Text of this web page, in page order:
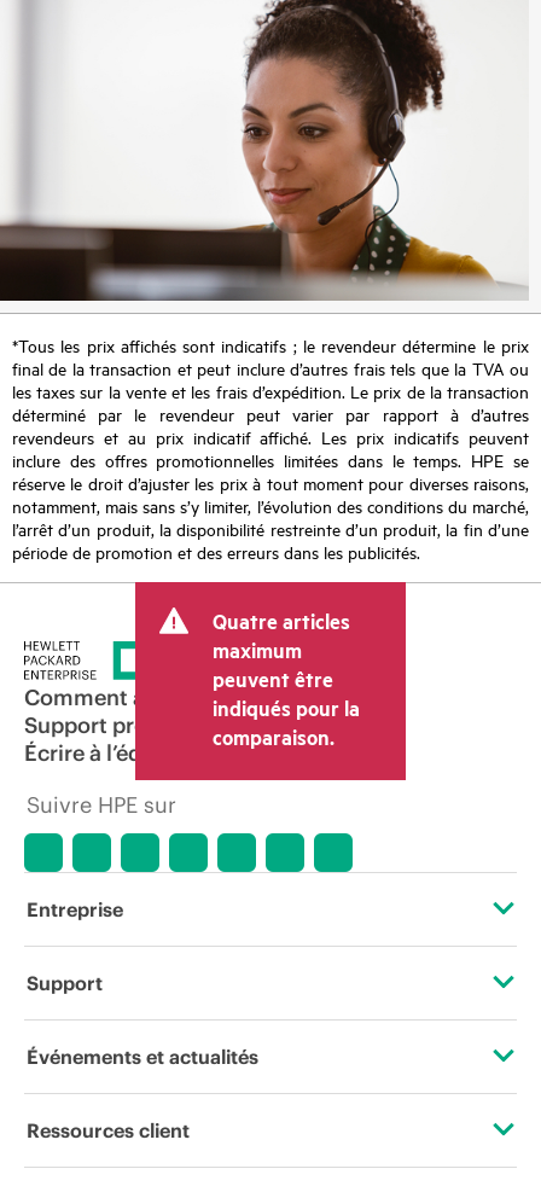
*Tous les prix affichés sont indicatifs ; le revendeur détermine le prix
final de la transaction et peut inclure d’autres frais tels que la TVA ou
les taxes sur la vente et les frais d’expédition. Le prix de la transaction
déterminé par le revendeur peut varier par rapport à d’autres
revendeurs et au prix indicatif affiché. Les prix indicatifs peuvent
inclure des offres promotionnelles limitées dans le temps. HPE se
réserve le droit d’ajuster les prix à tout moment pour diverses raisons,
notamment, mais sans s’y limiter, l’évolution des conditions du marché,
l’arrêt d’un produit, la disponibilité restreinte d’un produit, la fin d’une
période de promotion et des erreurs dans les publicités.
Quatre articles
maximum
peuvent être
indiqués pour la
comparaison.
Comment acheter
Support produit
Écrire à l’équipe commerciale
Suivre HPE sur
Entreprise
À propos de HPE
Responsabilité d’entreprise
Support
Services d’assistance opérationnelle (OSS)
Événements et actualités
Événements
Ressources client